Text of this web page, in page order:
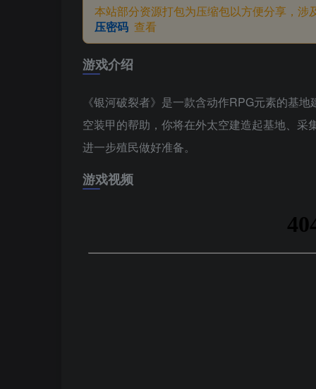
本站部分资源打包为压缩包以方便分享，
压密码 查看
游戏介绍
《银河破裂者》是一款含动作RPG元素的基
空装甲的帮助，你将在外太空建造起基地、
进一步殖民做好准备。
游戏视频